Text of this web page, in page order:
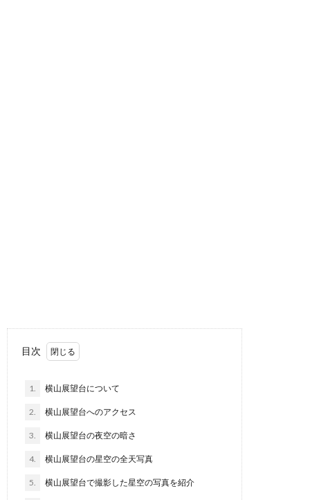
目次
1. 横山展望台について
2. 横山展望台へのアクセス
3. 横山展望台の夜空の暗さ
4. 横山展望台の星空の全天写真
5. 横山展望台で撮影した星空の写真を紹介